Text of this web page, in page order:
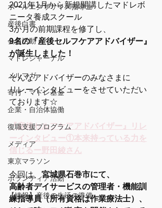
ボールエクササイズ指導士
産後白書
会員活動
マドレジャーナル
メルマガ
寄付・マドレ基金
企業・自治体協働
復職支援プログラム
メディア
東京マラソン
ボランティア活動
【情報】産後の生活の準備
2021年1月から新規開講したマドレボ
ニータ養成スクール
3か月の前期課程を修了し、
9名の『産後セルフケアアドバイザー』
が誕生しました！
そんなアドバイザーのみなさまに
リレーインタビューをさせていただい
ております☆
『産後セルフケアアドバイザー』リレ
ーインタビュー①本来持っている力を
信じるー野田綾さん
今回は、宮城県石巻市にて、
高齢者デイサービスの管理者・機能訓
練指導員（所有資格は作業療法士）、